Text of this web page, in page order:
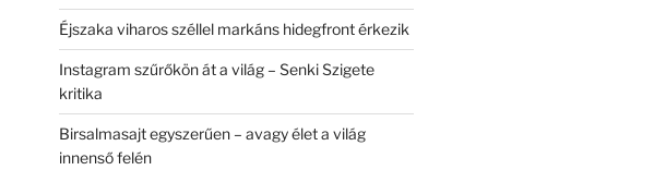
Éjszaka viharos széllel markáns hidegfront érkezik
Instagram szűrőkön át a világ – Senki Szigete
kritika
Birsalmasajt egyszerűen – avagy élet a világ
innenső felén